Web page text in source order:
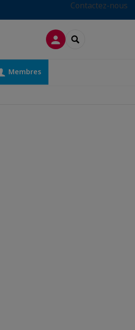
Contactez-nous
CONNEXIONRECHERCHER
Membres